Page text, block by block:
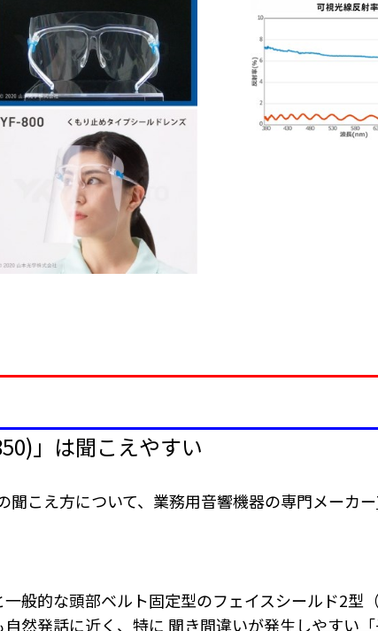
」は聞こえやすい
聞こえ方について、業務用音響機器の専門メーカー
一般的な頭部ベルト固定型のフェイスシールド2
然発話に近く 、特に 聞き間違いが発生しやすい